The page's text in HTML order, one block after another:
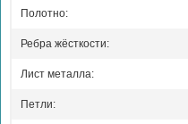
Полотно:
Ребра жёсткости:
Лист металла:
Петли: